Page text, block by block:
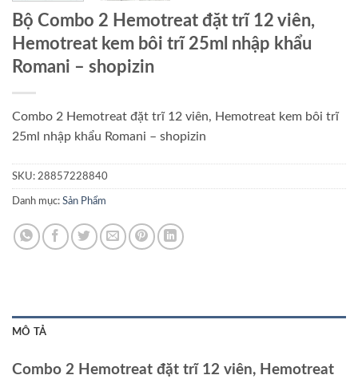
Bộ Combo 2 Hemotreat đặt trĩ 12 viên,
Hemotreat kem bôi trĩ 25ml nhập khẩu
Romani – shopizin
Combo 2 Hemotreat đặt trĩ 12 viên, Hemotreat kem bôi trĩ
25ml nhập khẩu Romani – shopizin
SKU: 28857228840
Danh mục: Sản Phẩm
MÔ TẢ
Combo 2 Hemotreat đặt trĩ 12 viên, Hemotreat